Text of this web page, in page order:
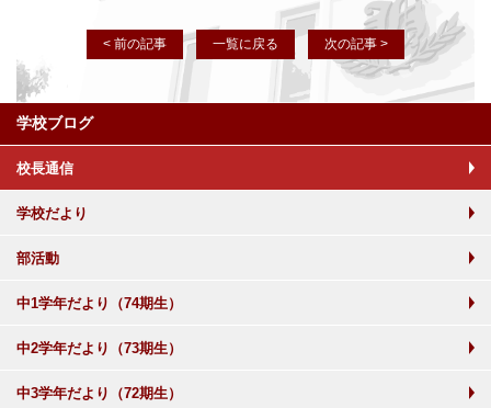
< 前の記事 一覧に戻る 次の記事 >
学校ブログ
校長通信
学校だより
部活動
中1学年だより（74期生）
中2学年だより（73期生）
中3学年だより（72期生）